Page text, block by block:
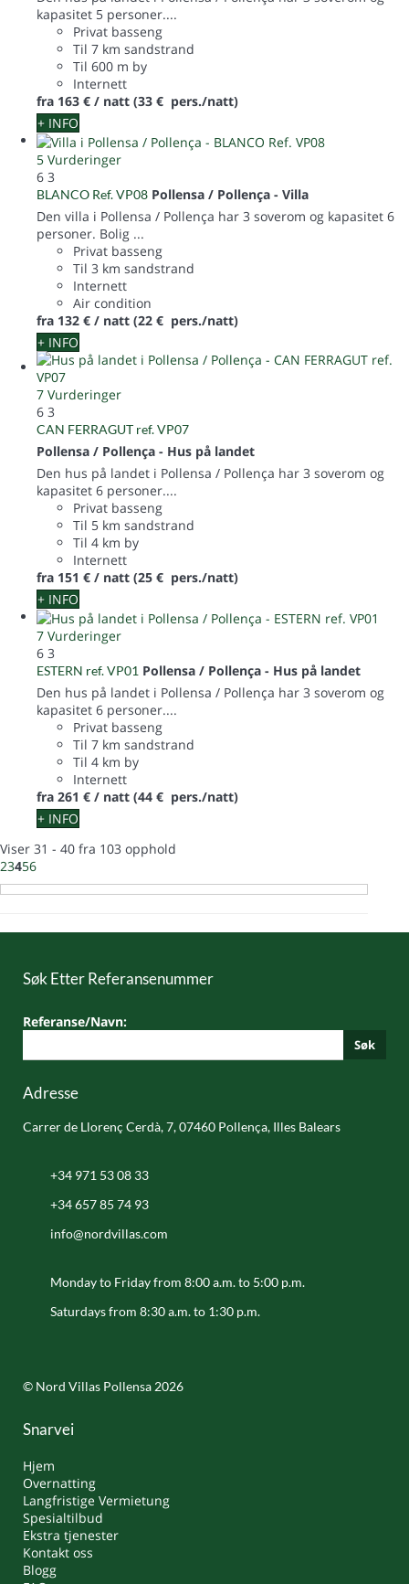
kapasitet 5 personer....
Privat basseng
Til 7 km sandstrand
Til 600 m by
Internett
fra 163 € / natt (33 € pers./natt)
+ INFO
5 Vurderinger
6 3
BLANCO Ref. VP08 Pollensa / Pollença - Villa
Den villa i Pollensa / Pollença har 3 soverom og kapasitet 6
personer. Bolig ...
Privat basseng
Til 3 km sandstrand
Internett
Air condition
fra 132 € / natt (22 € pers./natt)
+ INFO
7 Vurderinger
6 3
CAN FERRAGUT ref. VP07
Pollensa / Pollença - Hus på landet
Den hus på landet i Pollensa / Pollença har 3 soverom og
kapasitet 6 personer....
Privat basseng
Til 5 km sandstrand
Til 4 km by
Internett
fra 151 € / natt (25 € pers./natt)
+ INFO
7 Vurderinger
6 3
ESTERN ref. VP01 Pollensa / Pollença - Hus på landet
Den hus på landet i Pollensa / Pollença har 3 soverom og
kapasitet 6 personer....
Privat basseng
Til 7 km sandstrand
Til 4 km by
Internett
fra 261 € / natt (44 € pers./natt)
+ INFO
Viser 31 - 40 fra 103 opphold
23456
Søk Etter Referansenummer
Referanse/Navn:
Søk
Adresse
Carrer de Llorenç Cerdà, 7, 07460 Pollença, Illes Balears
+34 971 53 08 33
+34 657 85 74 93
info@nordvillas.com
Monday to Friday from 8:00 a.m. to 5:00 p.m.
Saturdays from 8:30 a.m. to 1:30 p.m.
© Nord Villas Pollensa 2026
Snarvei
Hjem
Overnatting
Langfristige Vermietung
Spesialtilbud
Ekstra tjenester
Kontakt oss
Blogg